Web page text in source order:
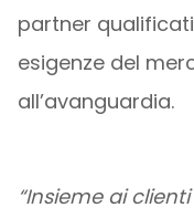
partner
esigenze del
all’avanguardia.
“Insieme ai clienti